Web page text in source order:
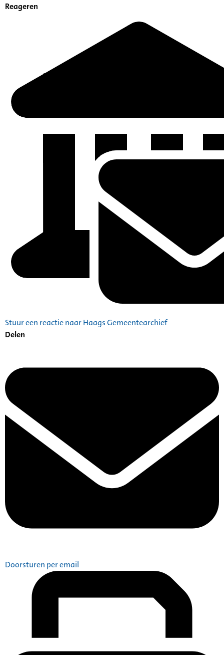
Reageren
Stuur een reactie naar Haags Gemeentearchief
Delen
Doorsturen per email